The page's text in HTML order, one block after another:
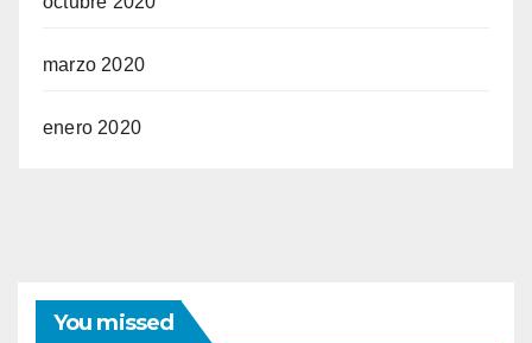
marzo 2020
enero 2020
You missed